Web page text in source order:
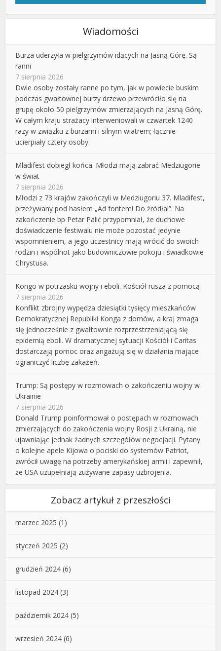
Wiadomości
Burza uderzyła w pielgrzymów idących na Jasną Górę. Są
ranni
7 sierpnia 2026
Dwie osoby zostały ranne po tym, jak w powiecie buskim
podczas gwałtownej burzy drzewo przewróciło się na
grupę około 50 pielgrzymów zmierzających na Jasną Górę.
W całym kraju strażacy interweniowali w czwartek 1240
razy w związku z burzami i silnym wiatrem; łącznie
ucierpiały cztery osoby.
Mladifest dobiegł końca. Młodzi mają zabrać Medziugorie
w świat
7 sierpnia 2026
Młodzi z 73 krajów zakończyli w Medziugoriu 37. Mladifest,
przeżywany pod hasłem „Ad fontem! Do źródła!”. Na
zakończenie bp Petar Palić przypomniał, że duchowe
doświadczenie festiwalu nie może pozostać jedynie
wspomnieniem, a jego uczestnicy mają wrócić do swoich
rodzin i wspólnot jako budowniczowie pokoju i świadkowie
Chrystusa.
Kongo w potrzasku wojny i eboli. Kościół rusza z pomocą
7 sierpnia 2026
Konflikt zbrojny wypędza dziesiątki tysięcy mieszkańców
Demokratycznej Republiki Konga z domów, a kraj zmaga
się jednocześnie z gwałtownie rozprzestrzeniającą się
epidemią eboli. W dramatycznej sytuacji Kościół i Caritas
dostarczają pomoc oraz angażują się w działania mające
ograniczyć liczbę zakażeń.
Trump: Są postępy w rozmowach o zakończeniu wojny w
Ukrainie
7 sierpnia 2026
Donald Trump poinformował o postępach w rozmowach
zmierzających do zakończenia wojny Rosji z Ukrainą, nie
ujawniając jednak żadnych szczegółów negocjacji. Pytany
o kolejne apele Kijowa o pociski do systemów Patriot,
zwrócił uwagę na potrzeby amerykańskiej armii i zapewnił,
że USA uzupełniają zużywane zapasy uzbrojenia.
Zobacz artykuł z przeszłości
marzec 2025 (1)
styczeń 2025 (2)
grudzień 2024 (6)
listopad 2024 (3)
październik 2024 (5)
wrzesień 2024 (6)